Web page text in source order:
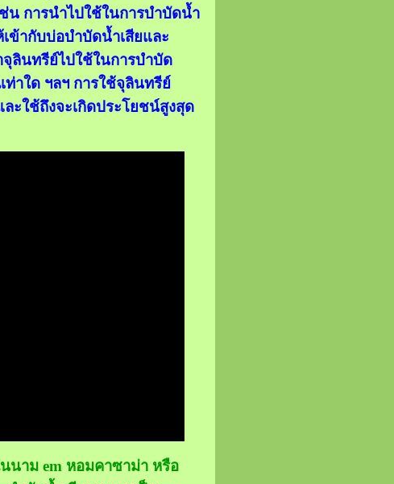
น การนำไปใช้ในการบำบัดน้ำ
ข้ากับบ่อบำบัดน้ำเสียและ
ลินทรีย์ไปใช้ในการบำบัด
าใด ฯลฯ การใช้จุลินทรีย์
ะใช้ถึงจะเกิดประโยชน์สูงสุด
นาม em หอมคาซาม่า หรือ